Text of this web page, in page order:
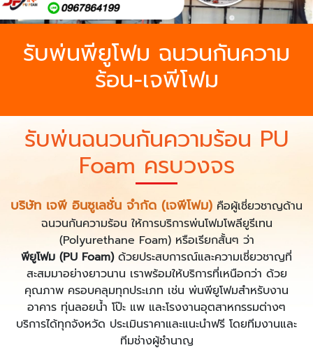
รับพ่นพียูโฟม ฉนวนกันความ
ร้อน-เจพีโฟม
รับพ่นฉนวนกันความร้อน PU
Foam ครบวงจร
บริษัท เจพี อินซูเลชั่น จำกัด (เจพีโฟม) คือผู้เชี่ยวชาญด้าน
ฉนวนกันความร้อน ให้การบริการพ่นโฟมโพลียูรีเทน
(Polyurethane Foam) หรือเรียกสั้นๆ ว่า
พียูโฟม (PU Foam)ด้วยประสบการณ์และความเชี่ยวชาญที่
สะสมมาอย่างยาวนาน เราพร้อมให้บริการที่เหนือกว่า ด้วย
คุณภาพ ครอบคลุมทุกประเภท เช่น พ่นพียูโฟมสำหรับงาน
อาคาร ทุ่นลอยน้ำ โป๊ะ แพ และโรงงานอุตสาหกรรมต่างๆ
บริการได้ทุกจังหวัด ประเมินราคาและแนะนำฟรี โดยทีมงานและ
ทีมช่างผู้ชำนาญ